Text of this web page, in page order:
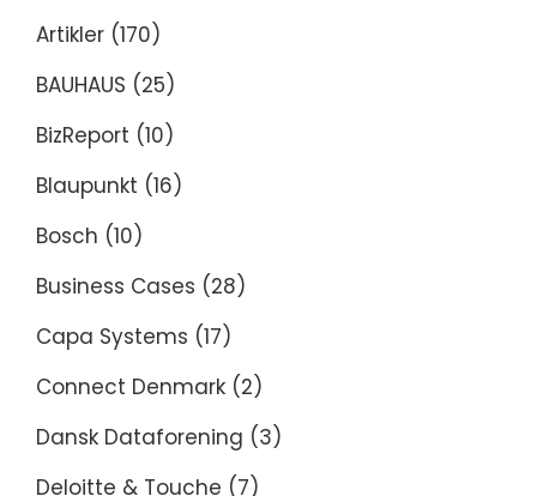
Artikler (170)
BAUHAUS (25)
BizReport (10)
Blaupunkt (16)
Bosch (10)
Business Cases (28)
Capa Systems (17)
Connect Denmark (2)
Dansk Dataforening (3)
Deloitte & Touche (7)